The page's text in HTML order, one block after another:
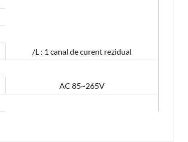
/L : 1 canal de curent rezidual
AC 85~265V